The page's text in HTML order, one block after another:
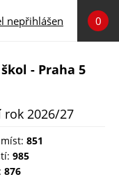
nepřihlášen
0
- Praha 5
2026/27
851
985
876